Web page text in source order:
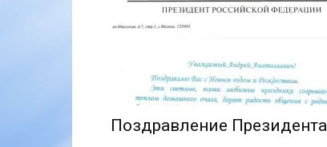
Поздравление Президента